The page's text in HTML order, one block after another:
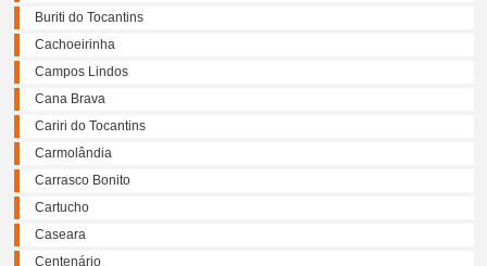
Buriti do Tocantins
Cachoeirinha
Campos Lindos
Cana Brava
Cariri do Tocantins
Carmolândia
Carrasco Bonito
Cartucho
Caseara
Centenário